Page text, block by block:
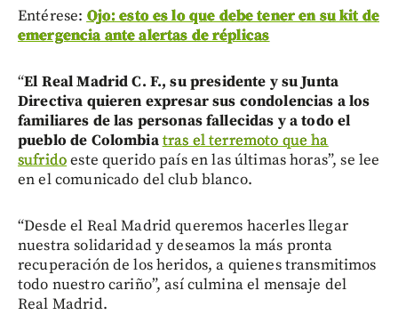
Entérese: Ojo: esto es lo que debe tener en su kit de
emergencia ante alertas de réplicas
“El Real Madrid C. F., su presidente y su Junta
Directiva quieren expresar sus condolencias a los
familiares de las personas fallecidas y a todo el
pueblo de Colombiatras el terremoto que ha
sufridoeste querido país en las últimas horas”, se lee
en el comunicado del club blanco.
“Desde el Real Madrid queremos hacerles llegar
nuestra solidaridad y deseamos la más pronta
recuperación de los heridos, a quienes transmitimos
todo nuestro cariño”, así culmina el mensaje del
Real Madrid.